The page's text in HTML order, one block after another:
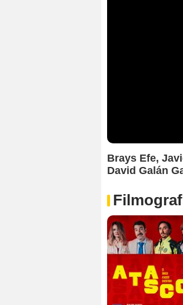
Brays Efe,
David Galán